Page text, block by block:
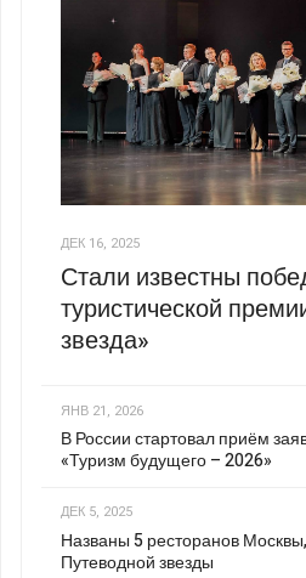
ДЕК 16, 2025
Стали известны
туристической
звезда»
ЯНВ 21, 2026
В России стартовал приём
«Туризм будущего – 2026»
ДЕК 5, 2025
Названы 5 ресторанов
Путеводной звезды